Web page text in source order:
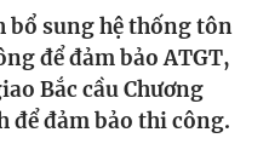
sung hệ thống tôn
để đảm bảo ATGT,
Bắc cầu Chương
để đảm bảo thi công.